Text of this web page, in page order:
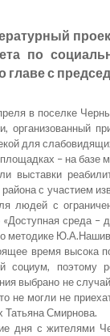
по
главе с
в поселке
организованный
для
– на базе
выставки
с участием
людей с
среда –
методике
время высока
социум, поэтому
выбрано не
не могли не
Татьяна Смирнова.
дня с жителями